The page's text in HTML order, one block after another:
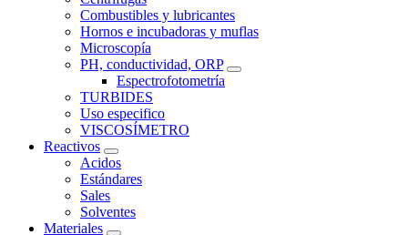
Combustibles y lubricantes
Hornos e incubadoras y muflas
Microscopía
PH, conductividad, ORP
Espectrofotometría
TURBIDES
Uso especifico
VISCOSÍMETRO
Reactivos
Acidos
Estándares
Sales
Solventes
Materiales